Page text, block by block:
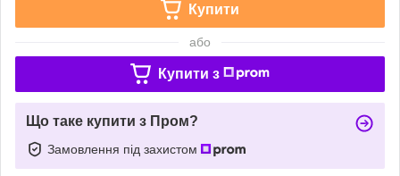
Купити
або
Купити з
Що таке купити з Пром?
Замовлення під захистом